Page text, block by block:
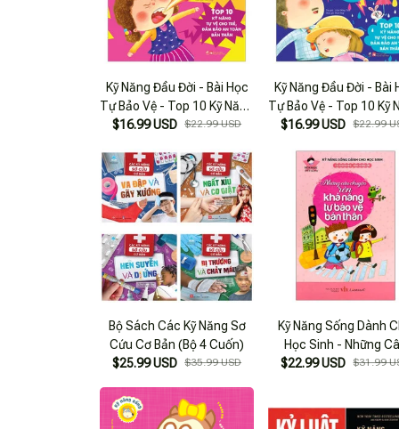
Kỹ Năng Đầu Đời - Bài Học
Tự Bảo Vệ - Top 10 Kỹ Năng
Tự Vệ Cho Trẻ, Đảm Bảo An
Đường Tức Giận
$16.99 USD $22.99 USD
Kỹ Năng Đầu Đời - Bài
Tự Bảo Vệ - Top 10 Kỹ
Tự Vệ Cho Trẻ, Đảm
Chớp Ầm Ầm
$16.99 USD $22.99
Bộ Sách Các Kỹ Năng Sơ
Cứu Cơ Bản (Bộ 4 Cuốn)
$25.99 USD $35.99 USD
Kỹ Năng Sống Dành
Học Sinh - Những
Chuyện Rèn Khả Năng
$22.99 USD $31.99